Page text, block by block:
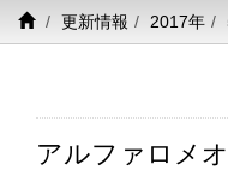
更新情報 2017年
アルファロメ